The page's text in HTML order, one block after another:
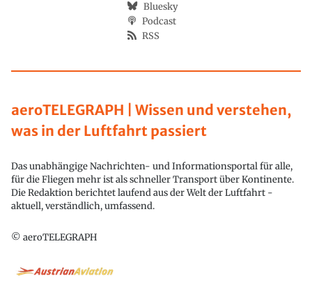
aeroTELEGRAPH | Wissen und verstehen,
was in der Luftfahrt passiert
Das unabhängige Nachrichten- und Informationsportal für alle,
für die Fliegen mehr ist als schneller Transport über Kontinente.
Die Redaktion berichtet laufend aus der Welt der Luftfahrt -
aktuell, verständlich, umfassend.
© aeroTELEGRAPH
Bluesky
Podcast
RSS